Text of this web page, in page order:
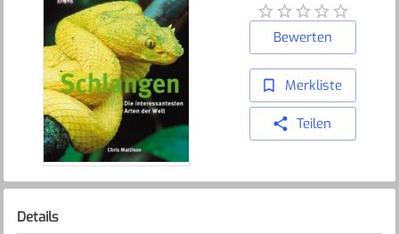
Bewerten
Merkliste
Teilen
Details